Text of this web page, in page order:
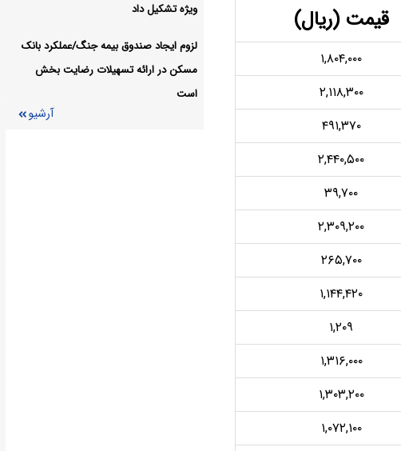
قیمت (ریال)
۱,۸۰۴,۰۰۰
۲,۱۱۸,۳۰۰
۴۹۱,۳۷۰
۲,۴۴۰,۵۰۰
۳۹,۷۰۰
۲,۳۰۹,۲۰۰
۲۶۵,۷۰۰
۱,۱۴۴,۴۲۰
۱,۲۰۹
۱,۳۱۶,۰۰۰
۱,۳۰۳,۲۰۰
۱,۰۷۲,۱۰۰
ویژه تشکیل داد
لزوم ایجاد صندوق بیمه جنگ/عملکرد بانک
مسکن در ارائه تسهیلات رضایت بخش
است
آرشیو